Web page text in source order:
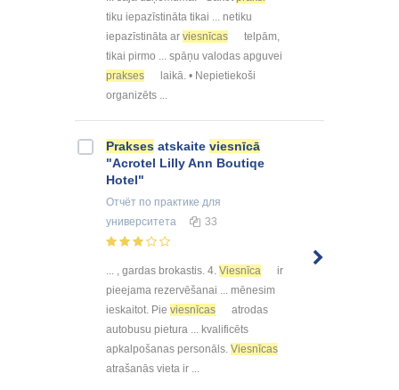
tiku iepazīstināta tikai ... netiku
iepazīstināta ar viesnīcas
telpām,
tikai pirmo ... spāņu valodas apguvei
prakses
laikā. • Nepietiekoši
organizēts ...
Prakses atskaite viesnīcā
"Acrotel Lilly Ann Boutiqe
Hotel"
Отчёт по практике для
университета
33
... , gardas brokastis. 4. Viesnīca
ir
pieejama rezervēšanai ... mēnesim
ieskaitot. Pie viesnīcas
atrodas
autobusu pietura ... kvalificēts
apkalpošanas personāls. Viesnīcas
atrašanās vieta ir ...